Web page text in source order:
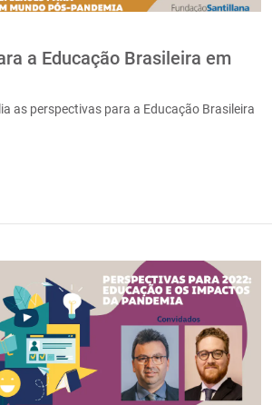
a Educação Brasileira em
as perspectivas para a Educação Brasileira